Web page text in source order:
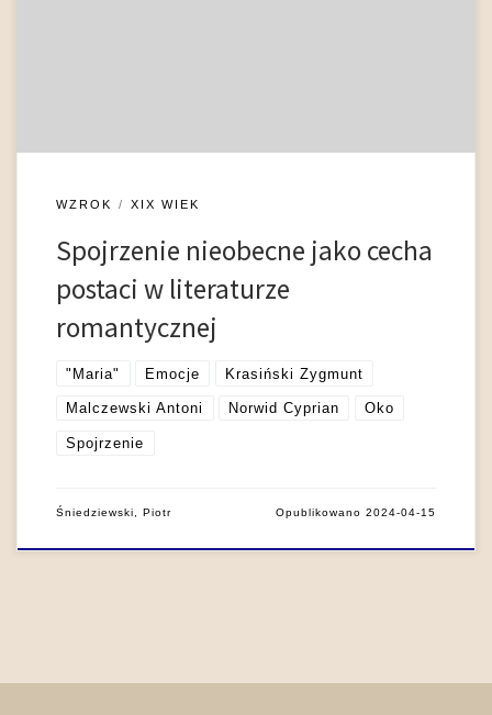
WZROK XIX WIEK
Spojrzenie nieobecne jako cecha
postaci w literaturze
romantycznej
"Maria" Emocje Krasiński Zygmunt
Malczewski Antoni Norwid Cyprian Oko
Spojrzenie
Śniedziewski, Piotr Opublikowano2024-04-15